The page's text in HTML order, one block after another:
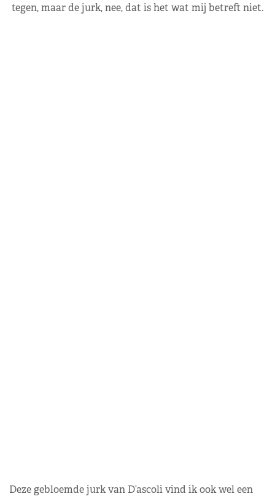
tegen, maar de jurk, nee, dat is het wat mij betreft niet.
Deze gebloemde jurk van D’ascoli vind ik ook wel een